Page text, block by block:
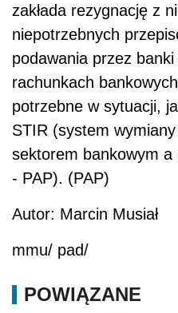
zakłada rezygnację z
niepotrzebnych
podawania przez
rachunkach
potrzebne w sytuacji,
STIR (system
sektorem bankowym
- PAP). (PAP)
Autor: Marcin Musiał
mmu/ pad/
POWIĄZANE